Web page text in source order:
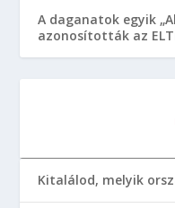
A daganatok egyik
azonosították az
Kitalálod, melyik